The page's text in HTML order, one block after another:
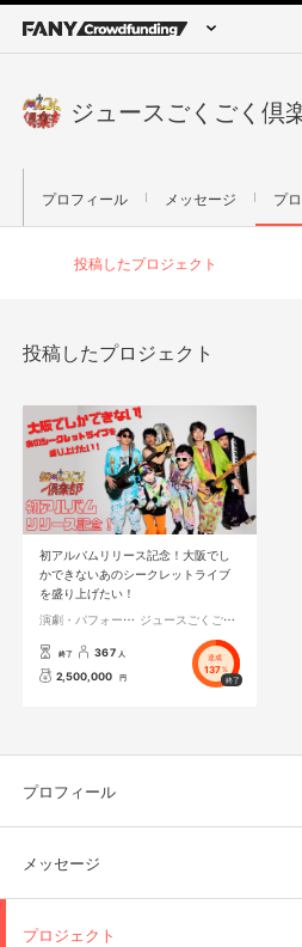
ジュースごくごく倶
プロフィール メッセージ プ
投稿したプロジェクト
投稿したプロジェクト
初アルバムリリース記念！大阪でし
かできないあのシークレットライブ
を盛り上げたい！
演劇・パフォーマンス
ジュースごくごく倶楽部
終了 367 人
2,500,000 円
達成
137%
プロフィール
メッセージ
プロジェクト